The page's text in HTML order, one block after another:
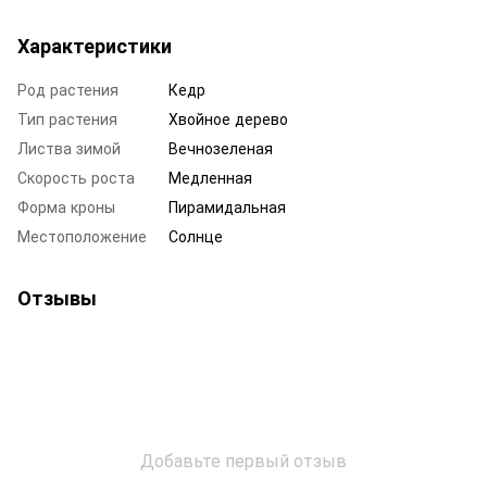
Характеристики
Род растения
Кедр
Тип растения
Хвойное дерево
Листва зимой
Вечнозеленая
Скорость роста
Медленная
Форма кроны
Пирамидальная
Местоположение
Солнце
Отзывы
Добавьте первый отзыв